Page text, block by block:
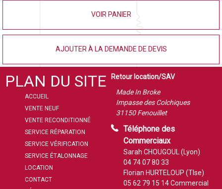
VOIR PANIER
AJOUTER À LA DEMANDE DE DEVIS
PLAN DU SITE
ACCUEIL
VENTE NEUF
VENTE RECONDITIONNÉ
SERVICE RÉPARATION
SERVICE VÉRIFICATION
SERVICE ÉTALONNAGE
LOCATION
CONTACT
Retour location/SAV
Made In Broke
Impasse des Colchiques
31150 Fenouillet
Téléphone des
Commerciaux
Sarah CHOUGOUL (Lyon)
04 74 07 80 33
Florian HURTELOUP (Tlse)
05 62 79 15 14Commercial